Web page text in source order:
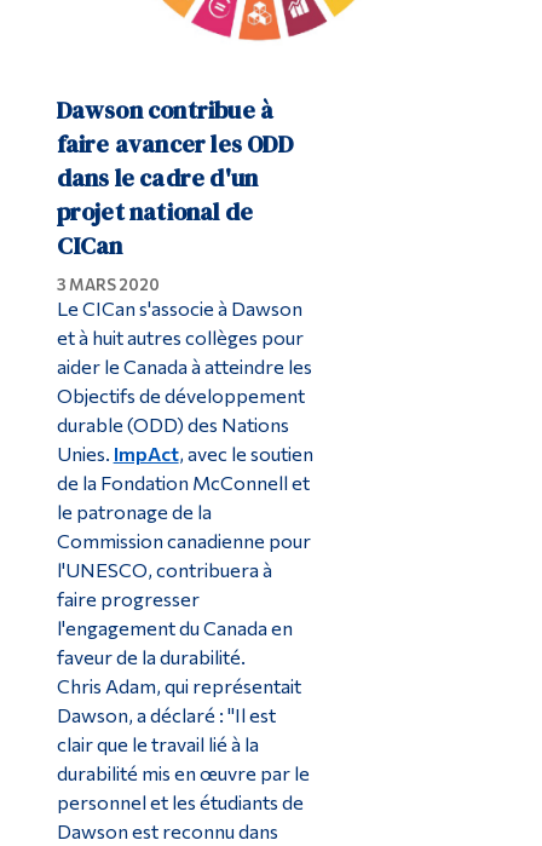
Dawson contribue à
faire avancer les ODD
dans le cadre d'un
projet national de
CICan
3 MARS 2020
Le CICan s'associe à Dawson
et à huit autres collèges pour
aider le Canada à atteindre les
Objectifs de développement
durable (ODD) des Nations
Unies. ImpAct, avec le soutien
de la Fondation McConnell et
le patronage de la
Commission canadienne pour
l'UNESCO, contribuera à
faire progresser
l'engagement du Canada en
faveur de la durabilité.
Chris Adam, qui représentait
Dawson, a déclaré : "Il est
clair que le travail lié à la
durabilité mis en œuvre par le
personnel et les étudiants de
Dawson est reconnu dans